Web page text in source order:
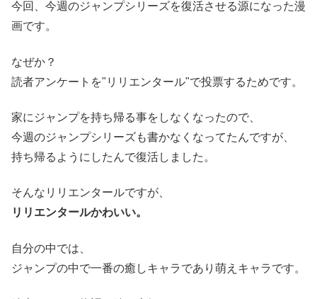
今回、今週のジャンプシリーズを復活させる源になった漫
画です。
なぜか？
読者アンケートを"リリエンタール"で投票するためです。
家にジャンプを持ち帰る事をしなくなったので、
今週のジャンプシリーズも書かなくなってたんですが、
持ち帰るようにしたんで復活しました。
そんなリリエンタールですが、
リリエンタールかわいい。
自分の中では、
ジャンプの中で一番の癒しキャラであり萌えキャラです。